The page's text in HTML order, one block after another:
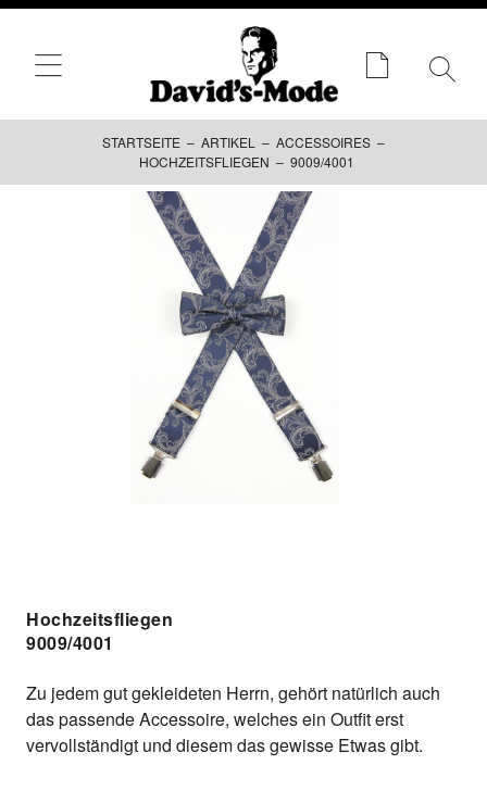
STARTSEITE – ARTIKEL – ACCESSOIRES –
HOCHZEITSFLIEGEN – 9009/4001
Hochzeitsfliegen
9009/4001
Zu jedem gut gekleideten Herrn, gehört natürlich auch
das passende Accessoire, welches ein Outfit erst
vervollständigt und diesem das gewisse Etwas gibt.